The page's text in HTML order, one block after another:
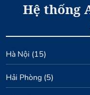
Hệ thống
Hà Nội (15)
Hải Phòng (5)